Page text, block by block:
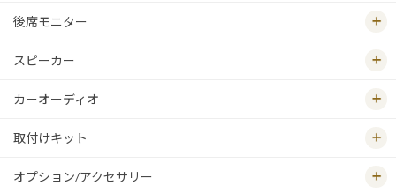
後席モニター
スピーカー
カーオーディオ
取付けキット
オプション/アクセサリー